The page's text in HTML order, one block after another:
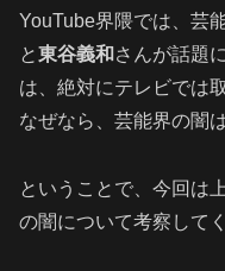
YouTube界隈では、芸
と東谷義和 さんが話題
は、絶対にテレビでは
なぜなら、芸能界の闇
ということで、今回は
の闇について考察して